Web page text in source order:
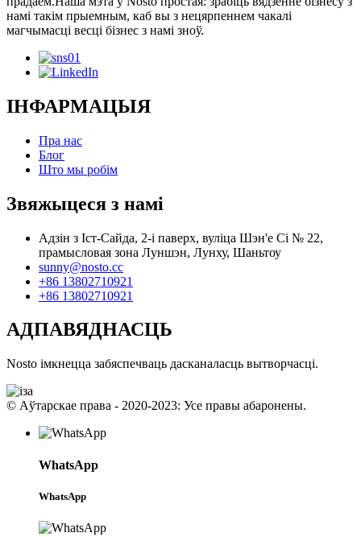
намі такім прыемным, каб вы з нецярпеннем чакалі
магчымасці весці бізнес з намі зноў.
ІНФАРМАЦЫЯ
Пра нас
Блог
Што мы робім
Звяжыцеся з намі
Адзін з Іст-Сайда, 2-і паверх, вуліца Шэн'е Сі № 22,
прамысловая зона Луншэн, Лунху, Шаньтоу
sunny@nosto.cc
+86 13802710921
+86 13802710921
АДПАВЯДНАСЦЬ
Nosto імкнецца забяспечваць дасканаласць вытворчасці.
© Аўтарскае права - 2020-2023: Усе правы абаронены.
WhatsApp
WhatsApp